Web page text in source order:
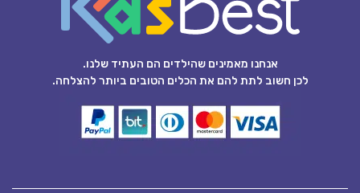
אנחנו מאמינים שהילדים הם העתיד שלנו.
לכן חשוב לתת להם את הכלים הטובים ביותר להצלחה.